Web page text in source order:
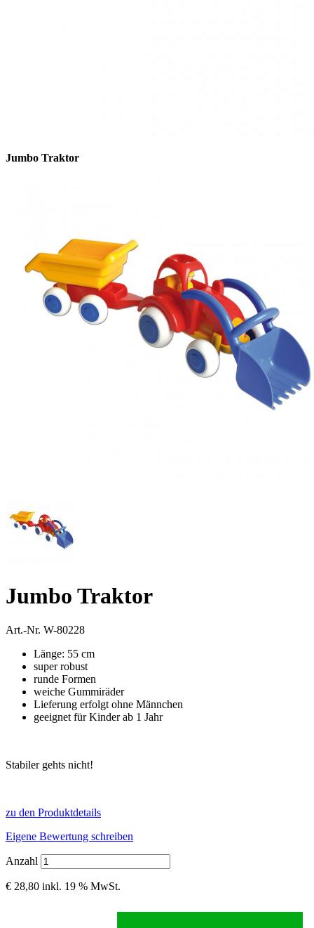
Jumbo Traktor
Jumbo Traktor
Art.-Nr. W-80228
Länge: 55 cm
super robust
runde Formen
weiche Gummiräder
Lieferung erfolgt ohne Männchen
geeignet für Kinder ab 1 Jahr
Stabiler gehts nicht!
zu den Produktdetails
Eigene Bewertung schreiben
Anzahl
€ 28,80 inkl. 19 % MwSt.